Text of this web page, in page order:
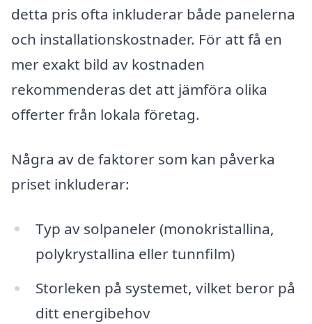
detta pris ofta inkluderar både panelerna
och installationskostnader. För att få en
mer exakt bild av kostnaden
rekommenderas det att jämföra olika
offerter från lokala företag.
Några av de faktorer som kan påverka
priset inkluderar:
Typ av solpaneler (monokristallina,
polykrystallina eller tunnfilm)
Storleken på systemet, vilket beror på
ditt energibehov